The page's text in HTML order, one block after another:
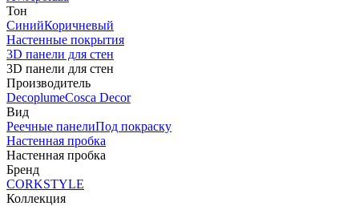
Тон
СинийКоричневый
Настенные покрытия
3D панели для стен
3D панели для стен
Производитель
DecoplumeCosca Decor
Вид
Реечные панелиПод покраску
Настенная пробка
Настенная пробка
Бренд
CORKSTYLE
Коллекция